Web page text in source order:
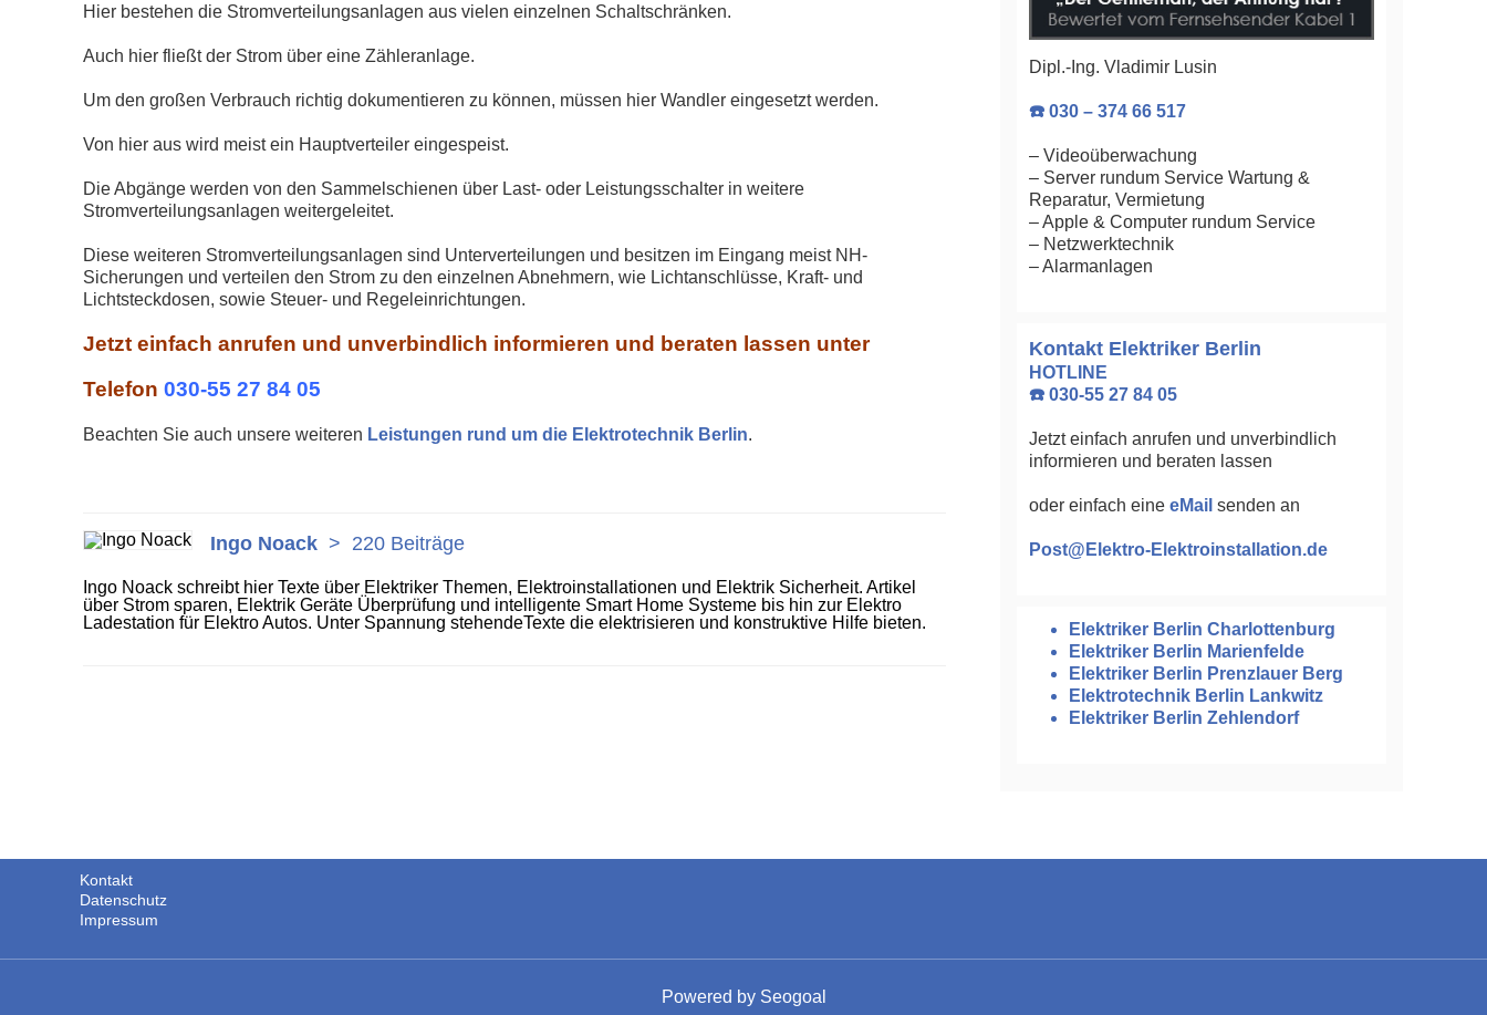
Hier bestehen die Stromverteilungsanlagen aus vielen einzelnen Schaltschränken.
Auch hier fließt der Strom über eine Zähleranlage.
Um den großen Verbrauch richtig dokumentieren zu können, müssen hier Wandler eingesetzt werden.
Von hier aus wird meist ein Hauptverteiler eingespeist.
Die Abgänge werden von den Sammelschienen über Last- oder Leistungsschalter in weitere
Stromverteilungsanlagen weitergeleitet.
Diese weiteren Stromverteilungsanlagen sind Unterverteilungen und besitzen im Eingang meist NH-
Sicherungen und verteilen den Strom zu den einzelnen Abnehmern, wie Lichtanschlüsse, Kraft- und
Lichtsteckdosen, sowie Steuer- und Regeleinrichtungen.
Jetzt einfach anrufen und unverbindlich informieren und beraten lassen unter
Telefon 030-55 27 84 05
Beachten Sie auch unsere weiteren Leistungen rund um die Elektrotechnik Berlin.
Ingo Noack > 220 Beiträge
Ingo Noack schreibt hier Texte über Elektriker Themen, Elektroinstallationen und Elektrik Sicherheit. Artikel
über Strom sparen, Elektrik Geräte Überprüfung und intelligente Smart Home Systeme bis hin zur Elektro
Ladestation für Elektro Autos. Unter Spannung stehendeTexte die elektrisieren und konstruktive Hilfe bieten.
Dipl.-Ing. Vladimir Lusin
☎️ 030 – 374 66 517
– Videoüberwachung
– Server rundum Service Wartung &
Reparatur, Vermietung
– Apple & Computer rundum Service
– Netzwerktechnik
– Alarmanlagen
Kontakt Elektriker Berlin
HOTLINE
☎️ 030-55 27 84 05
Jetzt einfach anrufen und unverbindlich
informieren und beraten lassen
oder einfach eine eMail senden an
Post@Elektro-Elektroinstallation.de
Elektriker Berlin Charlottenburg
Elektriker Berlin Marienfelde
Elektriker Berlin Prenzlauer Berg
Elektrotechnik Berlin Lankwitz
Elektriker Berlin Zehlendorf
Kontakt
Datenschutz
Impressum
Powered by Seogoal